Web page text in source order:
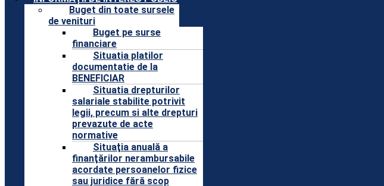
Buget din toate sursele
de venituri
Buget pe surse
financiare
Situatia platilor
documentatie de la
BENEFICIAR
Situatia drepturilor
salariale stabilite potrivit
legii, precum si alte drepturi
prevazute de acte
normative
Situaţia anuală a
finanţărilor nerambursabile
acordate persoanelor fizice
sau juridice fără scop